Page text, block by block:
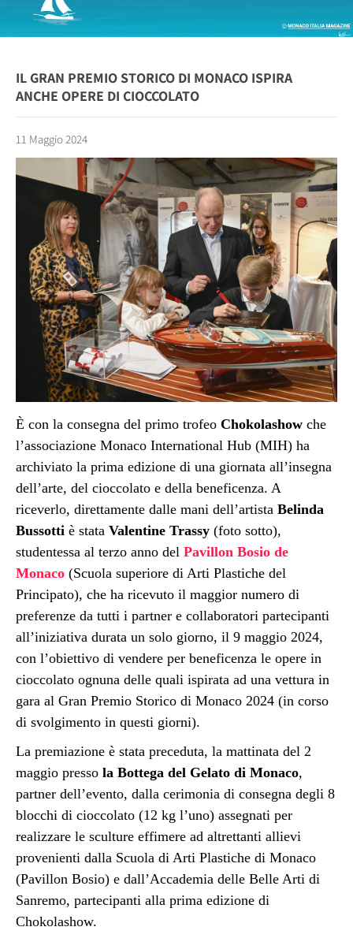
IL GRAN PREMIO STORICO DI MONACO ISPIRA
ANCHE OPERE DI CIOCCOLATO
11 Maggio 2024
È con la consegna del primo trofeo Chokolashow che
l’associazione Monaco International Hub (MIH) ha
archiviato la prima edizione di una giornata all’insegna
dell’arte, del cioccolato e della beneficenza. A
riceverlo, direttamente dalle mani dell’artista Belinda
Bussotti è stata Valentine Trassy (foto sotto),
studentessa al terzo anno del Pavillon Bosio de
Monaco (Scuola superiore di Arti Plastiche del
Principato), che ha ricevuto il maggior numero di
preferenze da tutti i partner e collaboratori partecipanti
all’iniziativa durata un solo giorno, il 9 maggio 2024,
con l’obiettivo di vendere per beneficenza le opere in
cioccolato ognuna delle quali ispirata ad una vettura in
gara al Gran Premio Storico di Monaco 2024 (in corso
di svolgimento in questi giorni).
La premiazione è stata preceduta, la mattinata del 2
maggio presso la Bottega del Gelato di Monaco,
partner dell’evento, dalla cerimonia di consegna degli 8
blocchi di cioccolato (12 kg l’uno) assegnati per
realizzare le sculture effimere ad altrettanti allievi
provenienti dalla Scuola di Arti Plastiche di Monaco
(Pavillon Bosio) e dall’Accademia delle Belle Arti di
Sanremo, partecipanti alla prima edizione di
Chokolashow.